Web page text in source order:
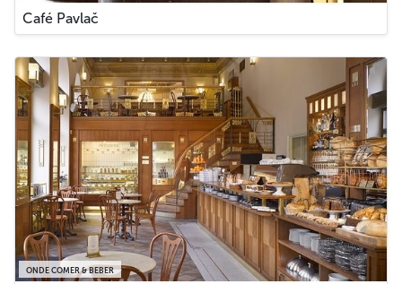
Café Pavlač
ONDE COMER & BEBER